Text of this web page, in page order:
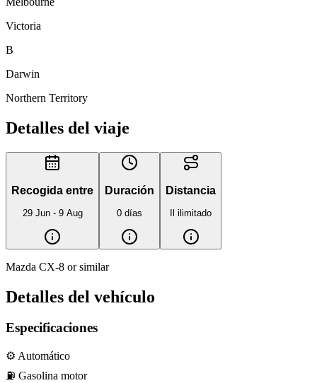
Victoria
B
Darwin
Northern Territory
Detalles del viaje
Recogida entre
29 Jun - 9 Aug
Duración
0 días
Distancia
Il ilimitado
Mazda CX-8 or similar
Detalles del vehículo
Especificaciones
⚙️ Automático
⛽️ Gasolina motor